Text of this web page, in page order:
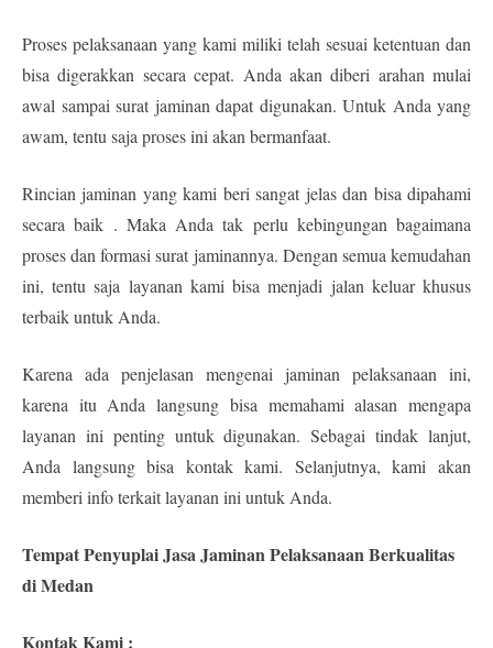
Proses pelaksanaan yang kami miliki telah sesuai ketentuan dan
bisa digerakkan secara cepat. Anda akan diberi arahan mulai
awal sampai surat jaminan dapat digunakan. Untuk Anda yang
awam, tentu saja proses ini akan bermanfaat.
Rincian jaminan yang kami beri sangat jelas dan bisa dipahami
secara baik . Maka Anda tak perlu kebingungan bagaimana
proses dan formasi surat jaminannya. Dengan semua kemudahan
ini, tentu saja layanan kami bisa menjadi jalan keluar khusus
terbaik untuk Anda.
Karena ada penjelasan mengenai jaminan pelaksanaan ini,
karena itu Anda langsung bisa memahami alasan mengapa
layanan ini penting untuk digunakan. Sebagai tindak lanjut,
Anda langsung bisa kontak kami. Selanjutnya, kami akan
memberi info terkait layanan ini untuk Anda.
Tempat Penyuplai Jasa Jaminan Pelaksanaan Berkualitas
di Medan
Kontak Kami :